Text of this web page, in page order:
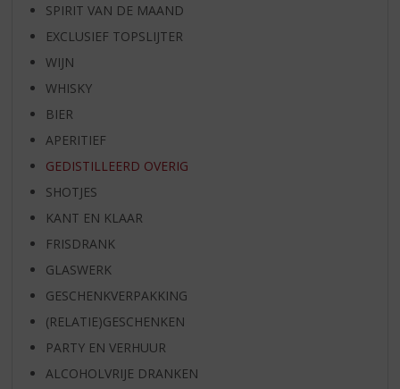
SPIRIT VAN DE MAAND
EXCLUSIEF TOPSLIJTER
WIJN
WHISKY
BIER
APERITIEF
GEDISTILLEERD OVERIG
SHOTJES
KANT EN KLAAR
FRISDRANK
GLASWERK
GESCHENKVERPAKKING
(RELATIE)GESCHENKEN
PARTY EN VERHUUR
ALCOHOLVRIJE DRANKEN